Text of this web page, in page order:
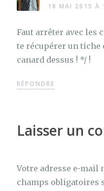
18 MAI 2015 À
Faut arrêter avec les
te récupérer un tiche
canard dessus ! */ !
RÉPONDRE
Laisser un
Votre adresse e-mail
champs obligatoires